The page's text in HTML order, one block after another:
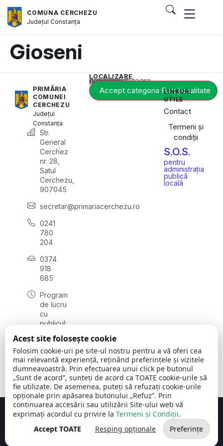
COMUNA CERCHEZU
JudețulConstanța
Gioseni
PRIMĂRIA
COMUNEI
CERCHEZU
Județul
Constanța
Str.
General
Cerchez
nr. 28,
Satul
Cerchezu,
907045
secretar@primariacerchezu.ro
0241
780
204
0374
918
685
Program
de lucru
cu
publicul:
08:00 -
16:30
, vineri:
08:00 -
14:00
LOCALIZARE
Acest conținut este blocat până când acceptați categoria corespunzătoare de cookie-uri.
Accept categoria Funcționalitate
LINKURI
UTILE
Contact
Termeni și
condiții
S.O.S.
pentru
administrația
publică
locală
Comuna Cerchezu © 2026Toate drepturile rezervate
Concept realizat de Big Media Relații Publice SRL
Acest site folosește cookie
Folosim cookie-uri pe site-ul nostru pentru a vă oferi cea
mai relevantă experiență, reținând preferințele și vizitele
dumneavoastră. Prin efectuarea unui click pe butonul
„Sunt de acord”, sunteți de acord ca TOATE cookie-urile să
fie utilizate. De asemenea, puteți să refuzați cookie-urile
opționale prin apăsarea butonului „Refuz”. Prin
continuarea accesării sau utilizării Site-ului web vă
exprimați acordul cu privire la Termeni și Condiții.
Accept TOATE
Resping opționale Preferințe